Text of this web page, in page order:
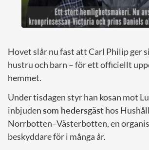
Hovet slår nu fast att Carl Philip ger
hustru och barn – för ett officiellt
hemmet.
Under tisdagen styr han kosan mot
inbjudensom hedersgästhos
Norrbotten–Västerbotten, en
beskyddare för i många år.